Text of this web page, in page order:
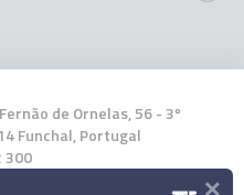
de Ornelas, 56 - 3º
Funchal, Portugal
300